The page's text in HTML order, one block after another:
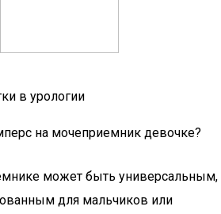
в урологии
на мочеприемник девочке?
может быть универсальным,
для мальчиков или